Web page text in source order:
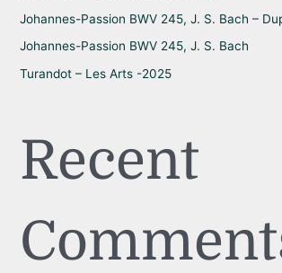
Johannes-Passion BWV 245, J. S. Bach –
Johannes-Passion BWV 245, J. S. Bach
Turandot – Les Arts -2025
Recent